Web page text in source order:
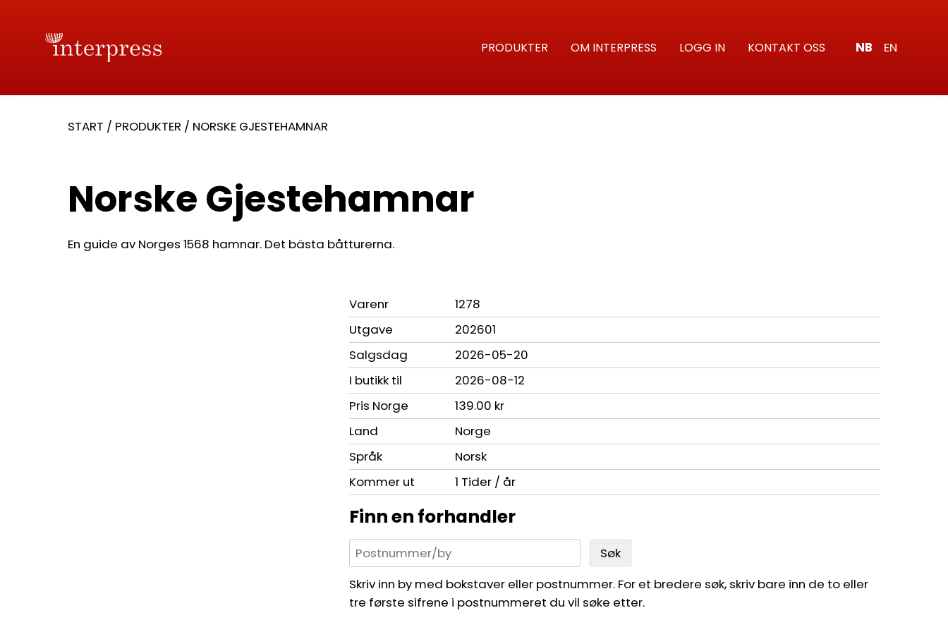
PRODUKTER OM INTERPRESS LOGG IN KONTAKT OSS NB EN
START / PRODUKTER / NORSKE GJESTEHAMNAR
Norske Gjestehamnar
En guide av Norges 1568 hamnar. Det bästa båtturerna.
Varenr
1278
Utgave
202601
Salgsdag
2026-05-20
I butikk til
2026-08-12
Pris Norge
139.00 kr
Land
Norge
Språk
Norsk
Kommer ut
1 Tider / år
Finn en forhandler
Søk
Skriv inn by med bokstaver eller postnummer. For et bredere søk, skriv bare inn de to eller
tre første sifrene i postnummeret du vil søke etter.